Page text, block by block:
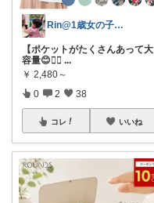
Rin@1歳女の子ママ
【ポケットがたくさんあって大
容量😊❤️‍🔥 ...
￥ 2,480～
0 2 38
コレ いいね